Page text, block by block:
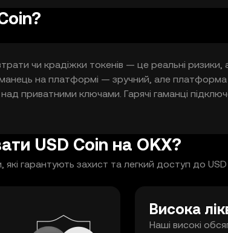
чи крадіжки токенів — це реальні ризики,
на платформі — зручний, але
приватними ключами. Гарячі гаманці
гаманці зберігають ключі офлайн —
щоб відчувати більший контроль над
USD Coin на OKХ?
гарантують захист та легкий доступ до USD
Висока
Наші високі